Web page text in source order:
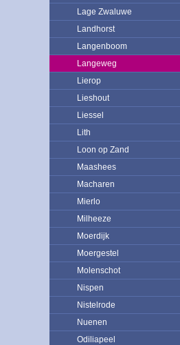
Lage Zwaluwe
Landhorst
Langenboom
Langeweg
Lierop
Lieshout
Liessel
Lith
Loon op Zand
Maashees
Macharen
Mierlo
Milheeze
Moerdijk
Moergestel
Molenschot
Nispen
Nistelrode
Nuenen
Odiliapeel